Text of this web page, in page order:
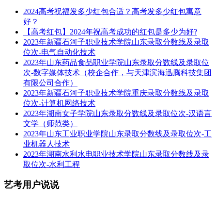
2024高考祝福发多少红包合适？高考发多少红包寓意
好？
【高考红包】2024年祝高考成功的红包是多少为好?
2023年新疆石河子职业技术学院山东录取分数线及录取
位次-电气自动化技术
2023年山东药品食品职业学院山东录取分数线及录取位
次-数字媒体技术（校企合作，与天津滨海迅腾科技集团
有限公司合作）
2023年新疆石河子职业技术学院重庆录取分数线及录取
位次-计算机网络技术
2023年湖南女子学院山东录取分数线及录取位次-汉语言
文学（师范类）
2023年山东工业职业学院山东录取分数线及录取位次-工
业机器人技术
2023年湖南水利水电职业技术学院山东录取分数线及录
取位次-水利工程
艺考用户说说